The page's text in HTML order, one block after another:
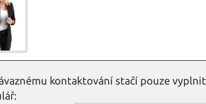
kontaktování stačí pouze vyplnit